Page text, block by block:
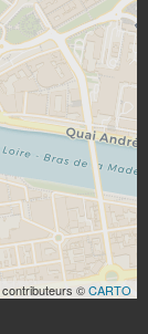
contributeurs ©CARTO